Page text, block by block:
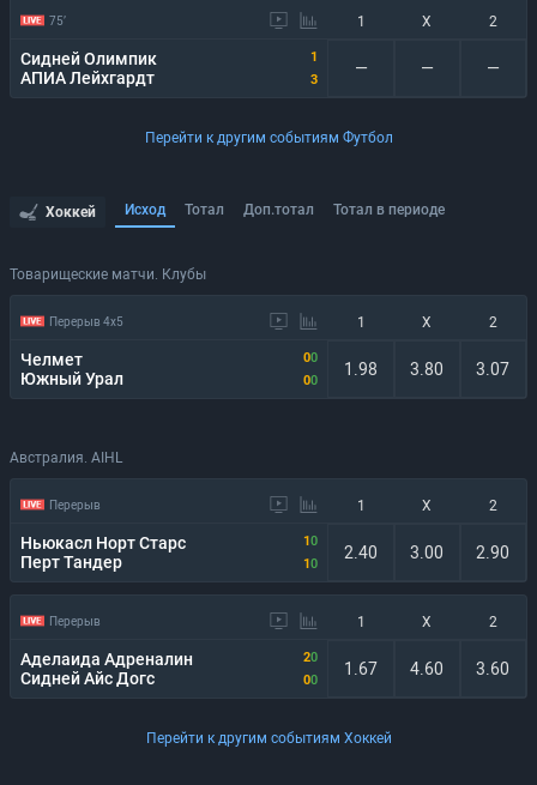
75’ 1 X 2
Сидней Олимпик
АПИА Лейхгардт
1
3
— — —
Перейти к другим событиям Футбол
Хоккей Исход Тотал Доп.тотал Тотал в периоде
Товарищеские матчи. Клубы
Перерыв 4x5 1 X 2
Челмет
Южный Урал
0
0
0
0
1.98 3.80 3.07
Австралия. AIHL
Перерыв 1 X 2
Ньюкасл Норт Старс
Перт Тандер
1
1
0
0
2.40 3.00 2.90
Перерыв 1 X 2
Аделаида Адреналин
Сидней Айс Догс
2
0
0
0
1.67 4.60 3.60
Перейти к другим событиям Хоккей